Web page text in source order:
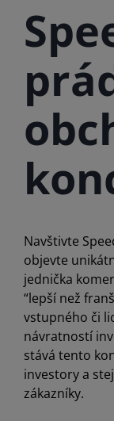
Navštivte
objevte
jednička
“lepší než
vstupného či
návratností
stává tento
investory a
zákazníky.